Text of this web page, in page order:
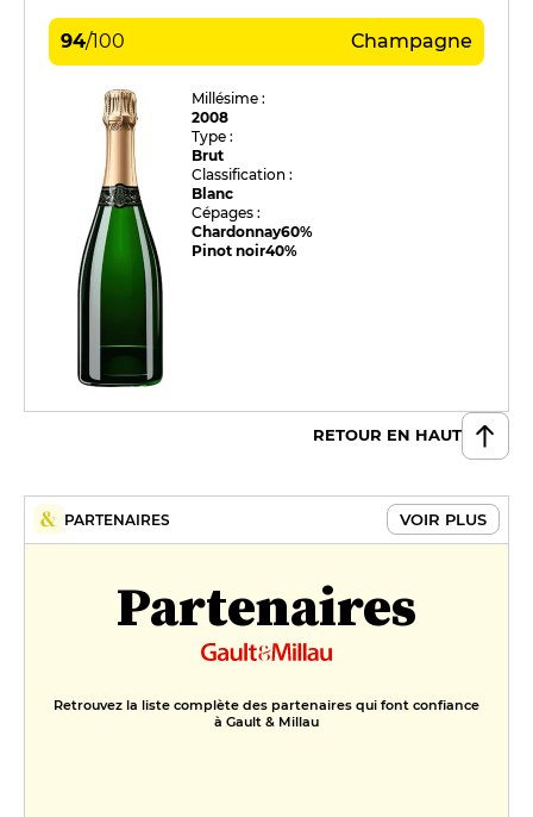
94/100 Champagne
Millésime :
2008
Type :
Brut
Classification :
Blanc
Cépages :
Chardonnay60%
Pinot noir40%
RETOUR EN HAUT
PARTENAIRES VOIR PLUS
Partenaires
Retrouvez la liste complète des partenaires qui font confiance
à Gault & Millau